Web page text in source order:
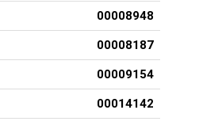
00008948
00008187
00009154
00014142